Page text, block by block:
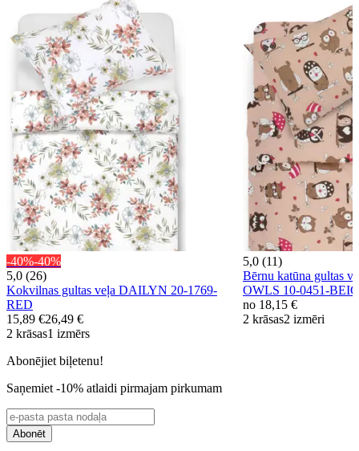
-40%-40%
5,0 (26)
Kokvilnas gultas veļa DAILYN 20-1769-
RED
15,89 €26,49 €
2 krāsas1 izmērs
5,0 (11)
Bērnu katūna gultas
OWLS 10-0451-
no 18,15 €
2 krāsas2 izmēri
Abonējiet biļetenu!
Saņemiet -10% atlaidi pirmajam pirkumam
Abonēt